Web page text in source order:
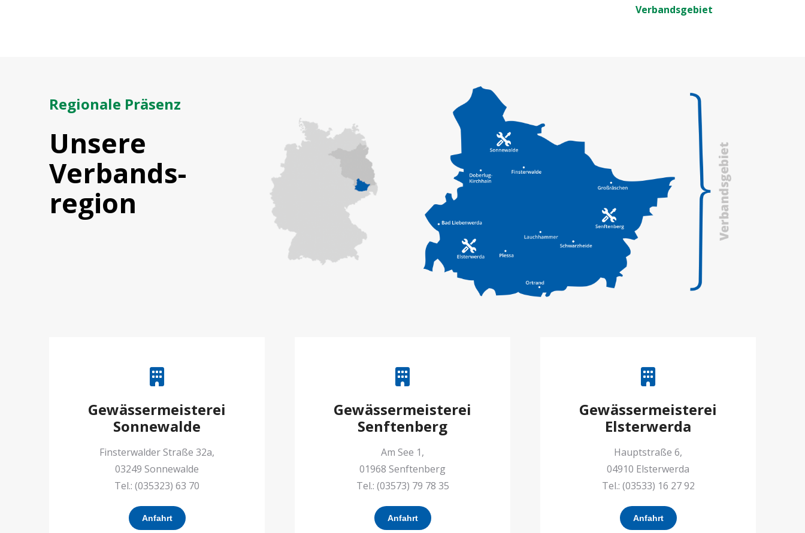
Verbandsgebiet
Regionale Präsenz
Unsere
Verbands­
region
Gewässermeisterei
Sonnewalde
Finsterwalder Straße 32a,
03249 Sonnewalde
Tel.: (035323) 63 70
Anfahrt
Gewässermeisterei
Senftenberg
Am See 1,
01968 Senftenberg
Tel.: (03573) 79 78 35
Anfahrt
Gewässermeisterei
Elsterwerda
Hauptstraße 6,
04910 Elsterwerda
Tel.: (03533) 16 27 92
Anfahrt